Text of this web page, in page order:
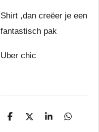
Shirt ,dan creëer je een
fantastisch pak
Uber chic
D
D
S
D